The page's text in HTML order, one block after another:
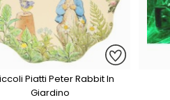
Piatti Peter Rabbit In
Giardino